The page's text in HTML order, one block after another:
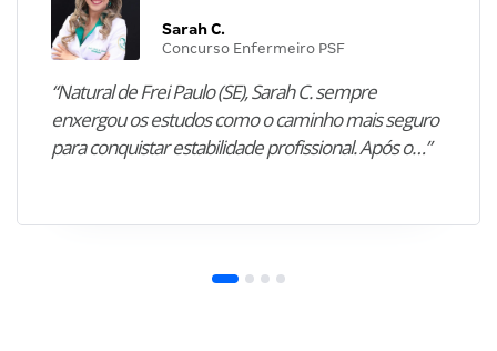
Sarah C.
Concurso Enfermeiro PSF
“Natural de Frei Paulo (SE), Sarah C. sempre
enxergou os estudos como o caminho mais seguro
para conquistar estabilidade profissional. Após o…”